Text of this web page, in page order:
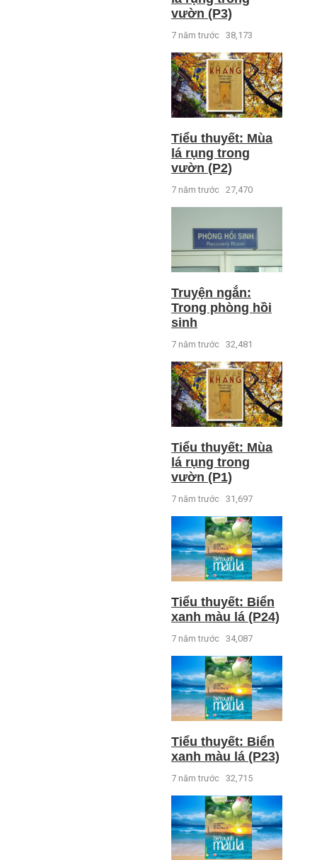
vườn (P3)
7 năm trước 38,173
Tiểu thuyết: Mùa
lá rụng trong
vườn (P2)
7 năm trước 27,470
Truyện ngắn:
Trong phòng hồi
sinh
7 năm trước 32,481
Tiểu thuyết: Mùa
lá rụng trong
vườn (P1)
7 năm trước 31,697
Tiểu thuyết: Biển
xanh màu lá (P24)
7 năm trước 34,087
Tiểu thuyết: Biển
xanh màu lá (P23)
7 năm trước 32,715